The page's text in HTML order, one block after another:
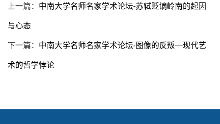
上一篇： 中南大学名师名家学术论坛-苏轼贬谪岭南的起因
与心态
下一篇： 中南大学名师名家学术论坛-图像的反叛—现代艺
术的哲学悖论